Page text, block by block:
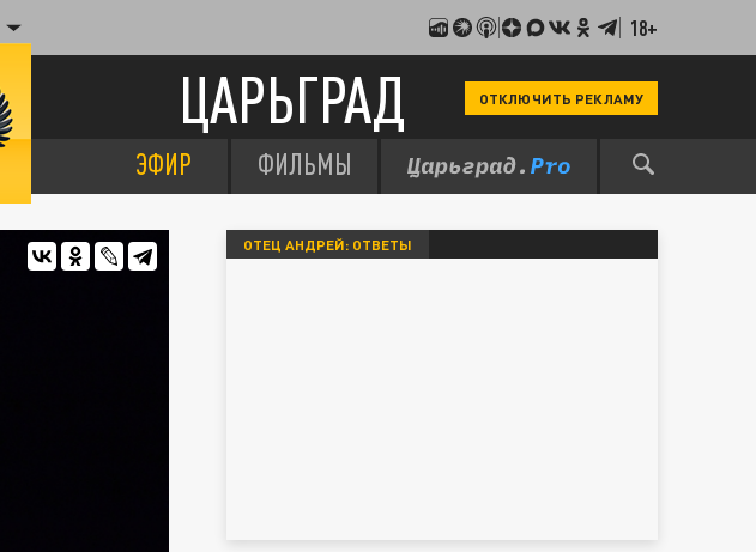
18+
ЦАРЬГРАД ОТКЛЮЧИТЬ РЕКЛАМУ
ЭФИР ФИЛЬМЫ
ОТЕЦ АНДРЕЙ: ОТВЕТЫ